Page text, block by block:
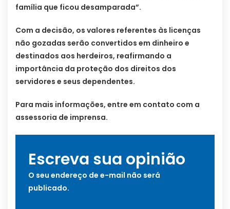
família que ficou desamparada”.
Com a decisão, os valores referentes às licenças
não gozadas serão convertidos em dinheiro e
destinados aos herdeiros, reafirmando a
importância da proteção dos direitos dos
servidores e seus dependentes.
Para mais informações, entre em contato com a
assessoria de imprensa.
Escreva sua opinião
O seu endereço de e-mail não será
publicado.